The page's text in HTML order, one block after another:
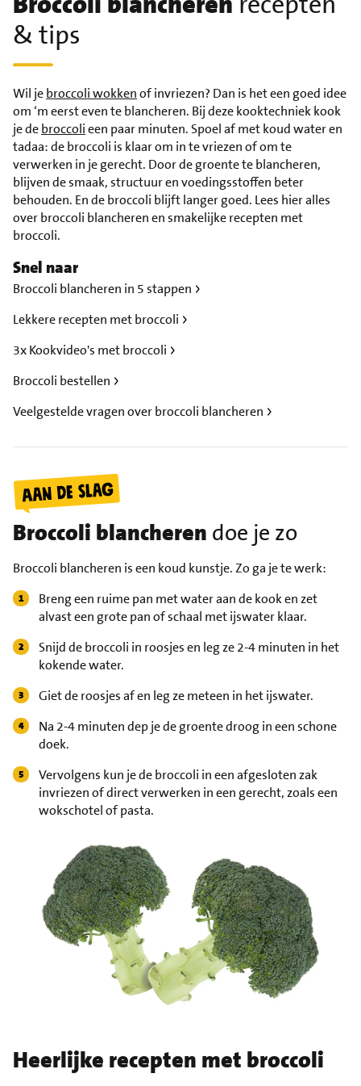
& tips
Wil jebroccoli wokkenof invriezen? Dan is het een goed idee
om ‘m eerst even te blancheren. Bij deze kooktechniek kook
je debroccolieen paar minuten. Spoel af met koud water en
tadaa: de broccoli is klaar om in te vriezen of om te
verwerken in je gerecht. Door de groente te blancheren,
blijven de smaak, structuur en voedingsstoffen beter
behouden. En de broccoli blijft langer goed. Lees hier alles
over broccoli blancheren en smakelijke recepten met
broccoli.
Snel naar
Broccoli blancheren in 5 stappen
Lekkere recepten met broccoli
3x Kookvideo's met broccoli
Broccoli bestellen
Veelgestelde vragen over broccoli blancheren
Broccoli blancheren doe je zo
Broccoli blancheren is een koud kunstje. Zo ga je te werk:
Breng een ruime pan met water aan de kook en zet
alvast een grote pan of schaal met ijswater klaar.
Snijd de broccoli in roosjes en leg ze 2-4 minuten in het
kokende water.
Giet de roosjes af en leg ze meteen in het ijswater.
Na 2-4 minuten dep je de groente droog in een schone
doek.
Vervolgens kun je de broccoli in een afgesloten zak
invriezen of direct verwerken in een gerecht, zoals een
wokschotel of pasta.
Heerlijke recepten met broccoli